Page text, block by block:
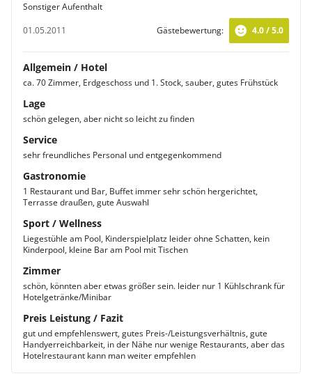
Sonstiger Aufenthalt
01.05.2011
Gästebewertung: 4.0 / 5.0
Allgemein / Hotel
ca. 70 Zimmer, Erdgeschoss und 1. Stock, sauber, gutes Frühstück
Lage
schön gelegen, aber nicht so leicht zu finden
Service
sehr freundliches Personal und entgegenkommend
Gastronomie
1 Restaurant und Bar, Buffet immer sehr schön hergerichtet,
Terrasse draußen, gute Auswahl
Sport / Wellness
Liegestühle am Pool, Kinderspielplatz leider ohne Schatten, kein
Kinderpool, kleine Bar am Pool mit Tischen
Zimmer
schön, könnten aber etwas größer sein. leider nur 1 Kühlschrank für
Hotelgetränke/Minibar
Preis Leistung / Fazit
gut und empfehlenswert, gutes Preis-/Leistungsverhältnis, gute
Handyerreichbarkeit, in der Nähe nur wenige Restaurants, aber das
Hotelrestaurant kann man weiter empfehlen